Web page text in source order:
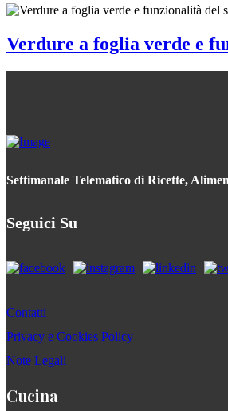
Verdure a foglia verde e
Settimanale Telematico di Ricette,
Seguici Su
Contatti
Privacy e Cookies Policy
Note Legali
Cucina